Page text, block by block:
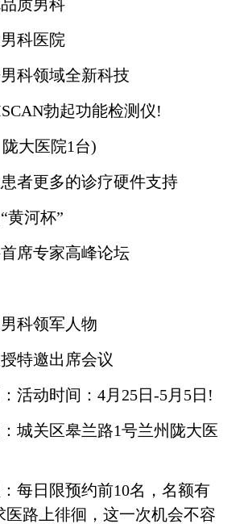
质男科
科医院
领域全新科技
勃起功能检测仪!
大医院1台)
更多的诊疗硬件支持
河杯”
专家高峰论坛
领军人物
邀出席会议
动时间：4月25日-5月5日!
关区皋兰路1号兰州陇大医
日限预约前10名，名额有
医路上徘徊，这一次机会不容